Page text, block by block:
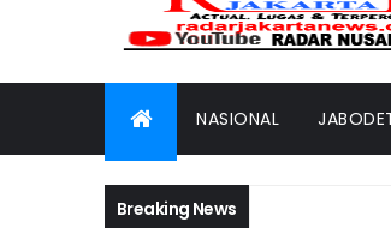
NASIONAL
Breaking News